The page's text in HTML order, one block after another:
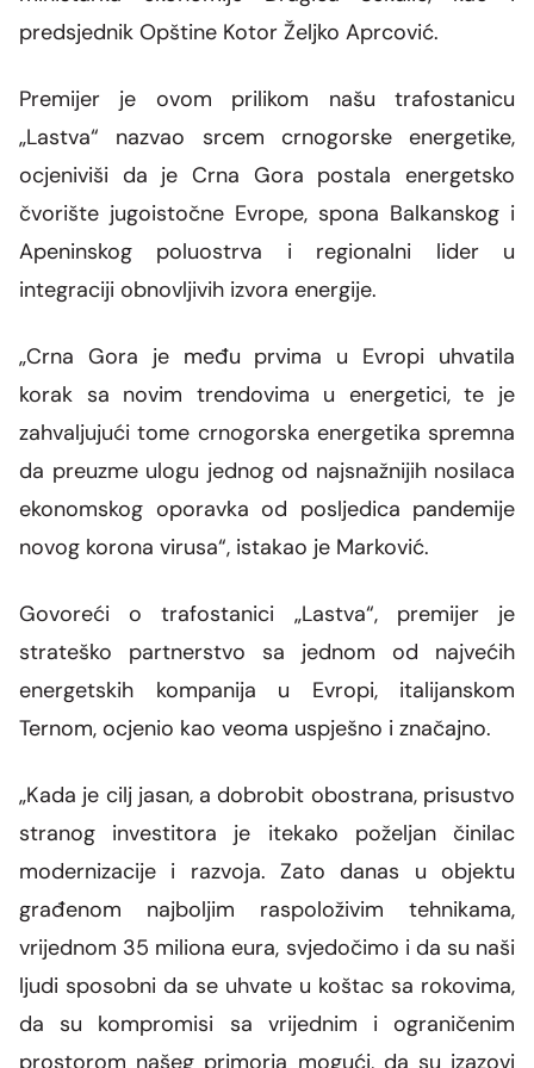
predsjednik Opštine Kotor Željko Aprcović.
Premijer je ovom prilikom našu trafostanicu
„Lastva“ nazvao srcem crnogorske energetike,
ocjeniviši da je Crna Gora postala energetsko
čvorište jugoistočne Evrope, spona Balkanskog i
Apeninskog poluostrva i regionalni lider u
integraciji obnovljivih izvora energije.
„Crna Gora je među prvima u Evropi uhvatila
korak sa novim trendovima u energetici, te je
zahvaljujući tome crnogorska energetika spremna
da preuzme ulogu jednog od najsnažnijih nosilaca
ekonomskog oporavka od posljedica pandemije
novog korona virusa“, istakao je Marković.
Govoreći o trafostanici „Lastva“, premijer je
strateško partnerstvo sa jednom od najvećih
energetskih kompanija u Evropi, italijanskom
Ternom, ocjenio kao veoma uspješno i značajno.
„Kada je cilj jasan, a dobrobit obostrana, prisustvo
stranog investitora je itekako poželjan činilac
modernizacije i razvoja. Zato danas u objektu
građenom najboljim raspoloživim tehnikama,
vrijednom 35 miliona eura, svjedočimo i da su naši
ljudi sposobni da se uhvate u koštac sa rokovima,
da su kompromisi sa vrijednim i ograničenim